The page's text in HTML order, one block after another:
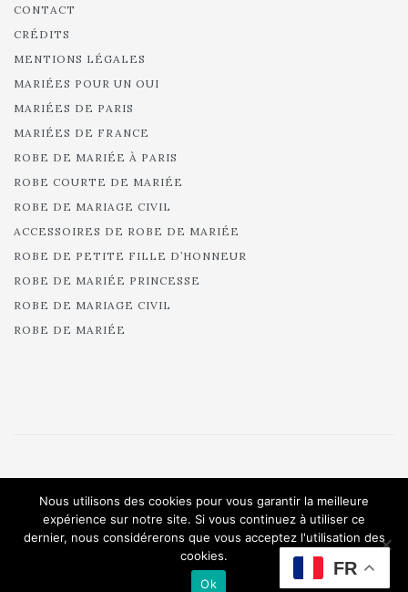
CONTACT
CRÉDITS
MENTIONS LÉGALES
MARIÉES POUR UN OUI
MARIÉES DE PARIS
MARIÉES DE FRANCE
ROBE DE MARIÉE À PARIS
ROBE COURTE DE MARIÉE
ROBE DE MARIAGE CIVIL
ACCESSOIRES DE ROBE DE MARIÉE
ROBE DE PETITE FILLE D’HONNEUR
ROBE DE MARIÉE PRINCESSE
ROBE DE MARIAGE CIVIL
ROBE DE MARIÉE
All rights reserved.
FR
Nous utilisons des cookies pour vous garantir la meilleure
expérience sur notre site. Si vous continuez à utiliser ce
dernier, nous considérerons que vous acceptez l'utilisation des
cookies.
Ok